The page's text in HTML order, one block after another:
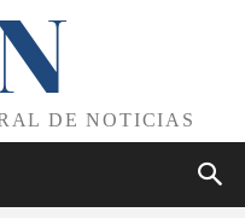
DE NOTICIAS